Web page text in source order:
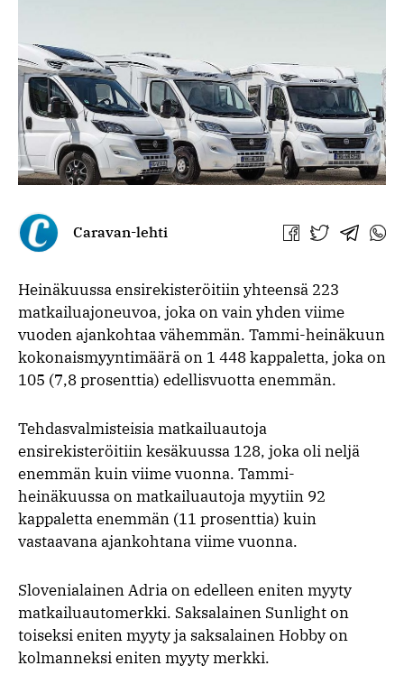
Caravan-lehti
Jaa Jaa Jaa Jaa
Heinäkuussa ensirekisteröitiin yhteensä 223
matkailuajoneuvoa, joka on vain yhden viime
vuoden ajankohtaa vähemmän. Tammi-heinäkuun
kokonaismyyntimäärä on 1 448 kappaletta, joka on
105 (7,8 prosenttia) edellisvuotta enemmän.
Tehdasvalmisteisia matkailuautoja
ensirekisteröitiin kesäkuussa 128, joka oli neljä
enemmän kuin viime vuonna. Tammi-
heinäkuussa on matkailuautoja myytiin 92
kappaletta enemmän (11 prosenttia) kuin
vastaavana ajankohtana viime vuonna.
Slovenialainen Adria on edelleen eniten myyty
matkailuautomerkki. Saksalainen Sunlight on
toiseksi eniten myyty ja saksalainen Hobby on
kolmanneksi eniten myyty merkki.